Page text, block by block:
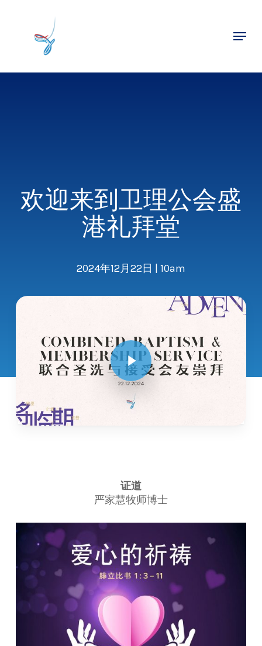
Menu
欢迎来到卫理公会盛
港礼拜堂
2024年12月22日 | 10am
Play Video
证道
严家慧牧师博士
Close